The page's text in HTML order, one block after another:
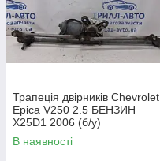
Трапеція двірників Chevrolet
Epica V250 2.5 БЕНЗИН
X25D1 2006 (б/у)
В наявності